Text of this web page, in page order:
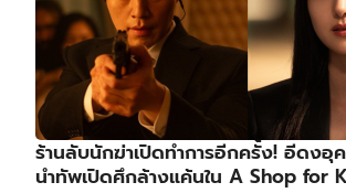
ร้านลับนักฆ่าเปิดทำการอีกครั้ง! อีดงอุ
นำทัพเปิดศึกล้างแค้นใน A Shop for